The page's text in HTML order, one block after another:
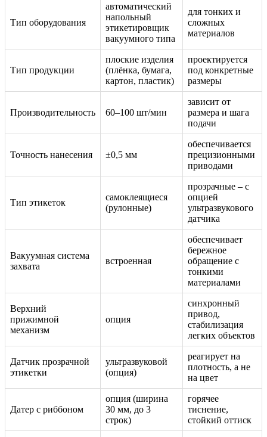
Тип оборудования
автоматический
напольный
этикетировщик
вакуумного типа
для тонких и
сложных
материалов
Тип продукции
плоские изделия
(плёнка, бумага,
картон, пластик)
проектируется
под конкретные
размеры
Производительность 60–100 шт/мин
зависит от
размера и шага
подачи
Точность нанесения ±0,5 мм
обеспечивается
прецизионными
приводами
Тип этикеток
самоклеящиеся
(рулонные)
прозрачные – с
опцией
ультразвукового
датчика
Вакуумная система
захвата
встроенная
обеспечивает
бережное
обращение с
тонкими
материалами
Верхний
прижимной
механизм
опция
синхронный
привод,
стабилизация
легких объектов
Датчик прозрачной
этикетки
ультразвуковой
(опция)
реагирует на
плотность, а не
на цвет
Датер с риббоном
опция (ширина
30 мм, до 3
строк)
горячее
тиснение,
стойкий оттиск